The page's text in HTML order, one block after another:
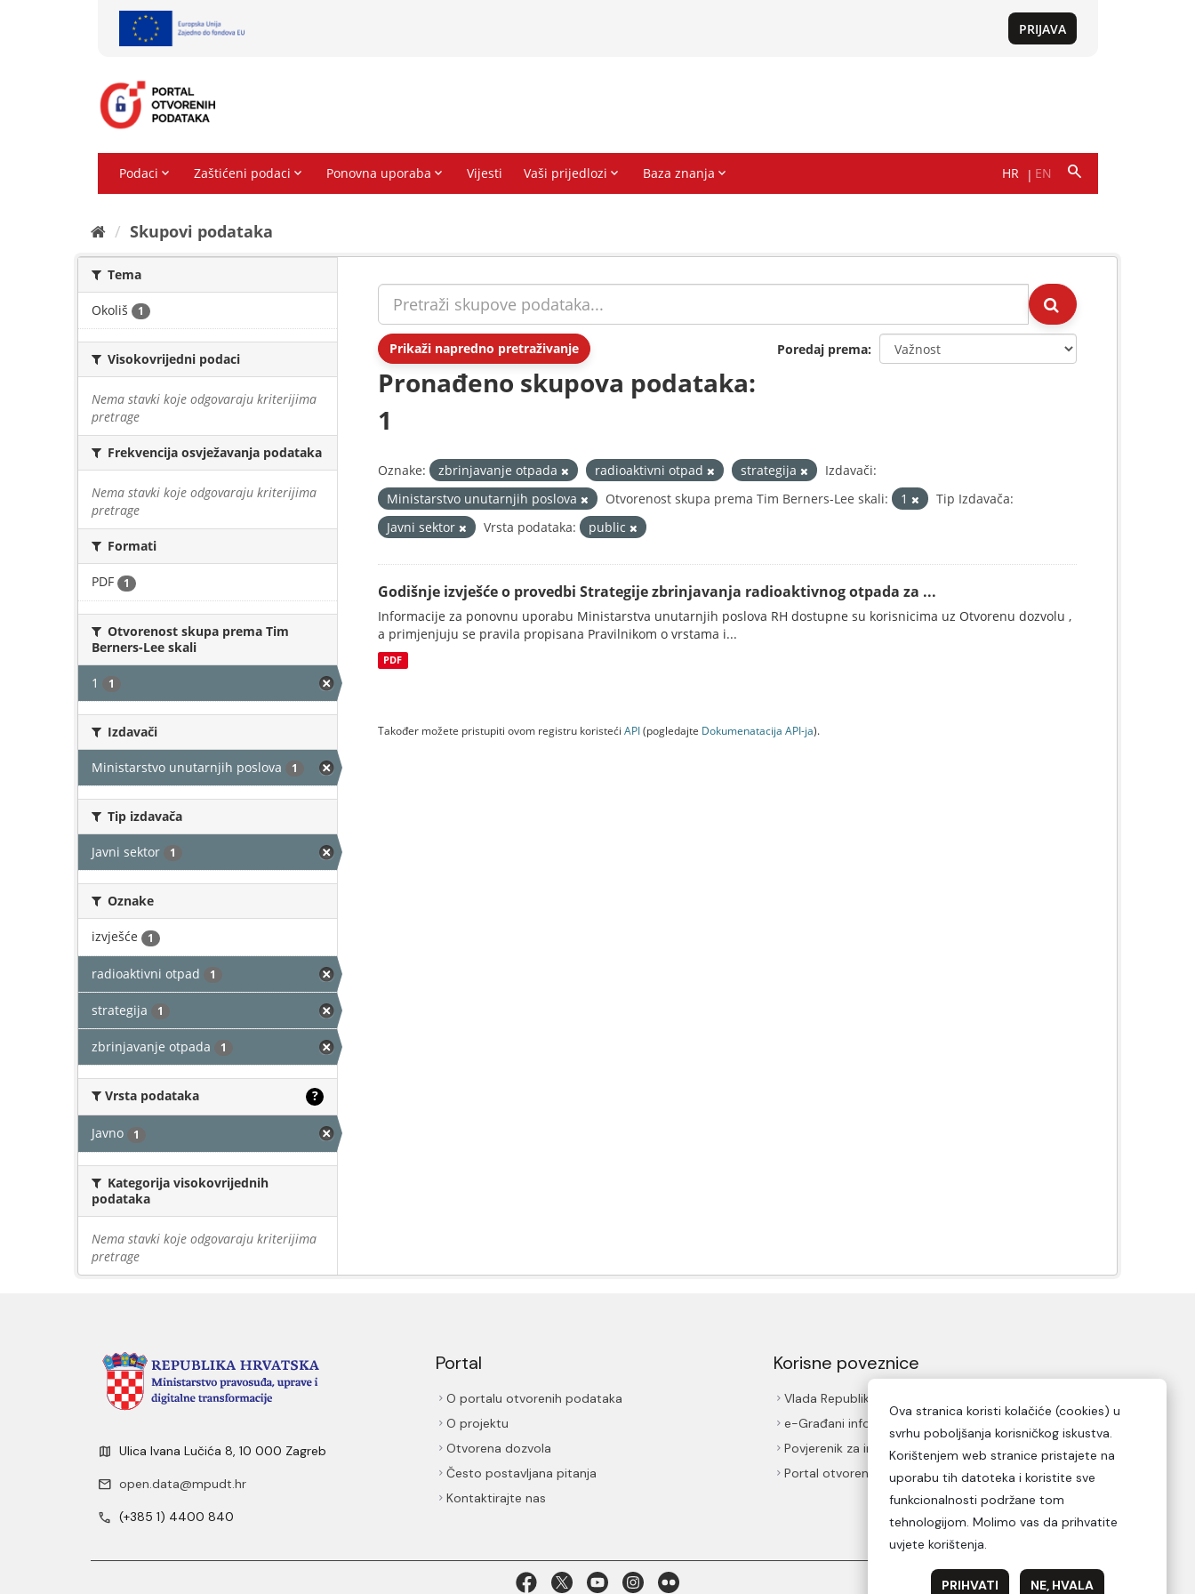
Skupovi podаtаkа
Tema
Okoliš 1
Visokovrijedni podaci
Nema stavki koje odgovaraju kriterijima
pretrage
Frekvencija osvježavanja podataka
Nema stavki koje odgovaraju kriterijima
pretrage
Formati
PDF 1
Otvorenost skupa prema Tim
Berners-Lee skali
1 1
Izdavači
Ministarstvo unutarnjih poslova 1
Tip izdavača
Javni sektor 1
Oznake
izvješće 1
radioaktivni otpad 1
strategija 1
zbrinjavanje otpada 1
Vrsta podataka ?
Javno 1
Kategorija visokovrijednih
podataka
Nema stavki koje odgovaraju kriterijima
pretrage
Prikaži napredno pretraživanje Poredaj prema
Pronađeno skupova podataka:
1
Oznake: zbrinjavanje otpada radioaktivni otpad strategija
Izdavači:
Ministarstvo unutarnjih poslova
Otvorenost skupa prema Tim Berners-Lee skali: 1
Tip Izdavača:
Javni sektor
Vrsta podataka: public
Godišnje izvješće o provedbi Strategije zbrinjavanja radioaktivnog otpada za ...
Informacije za ponovnu uporabu Ministarstva unutarnjih poslova RH dostupne su korisnicima uz Otvorenu dozvolu ,
a primjenjuju se pravila propisana Pravilnikom o vrstama i...
PDF
Također možete pristupiti ovom registru koristeći API(pogledajte Dokumenаtаcijа API-jа).